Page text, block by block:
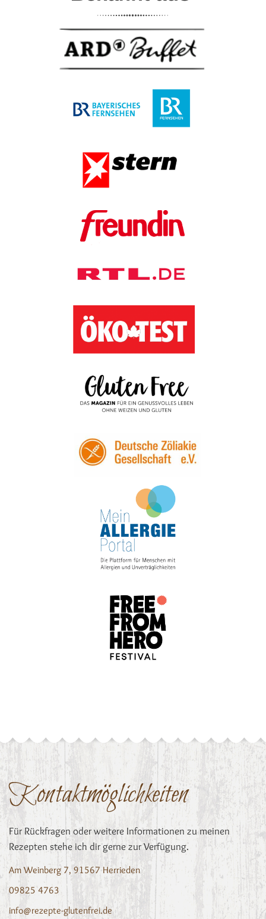
Kontaktmöglichkeiten
Für Rückfragen oder weitere Informationen zu meinen
Rezepten stehe ich dir gerne zur Verfügung.
Am Weinberg 7, 91567 Herrieden
09825 4763
info@rezepte-glutenfrei.de